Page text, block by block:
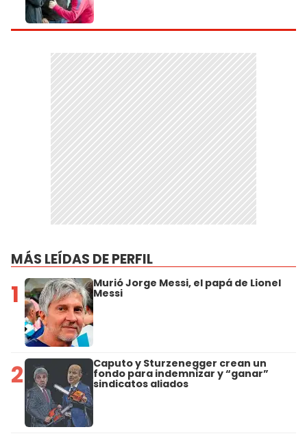
MÁS LEÍDAS DE PERFIL
1 Murió Jorge Messi, el papá de Lionel
Messi
2 Caputo y Sturzenegger crean un
fondo para indemnizar y “ganar”
sindicatos aliados